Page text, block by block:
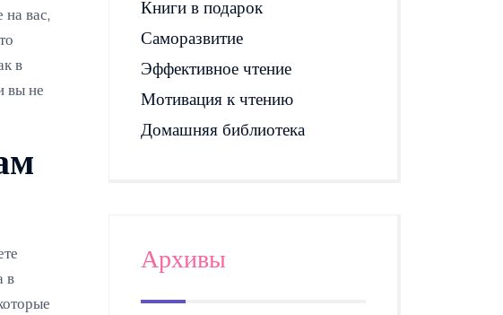
на вас,
в
вы не
в
Книги в подарок
Саморазвитие
Эффективное чтение
Мотивация к чтению
Домашняя библиотека
Архивы